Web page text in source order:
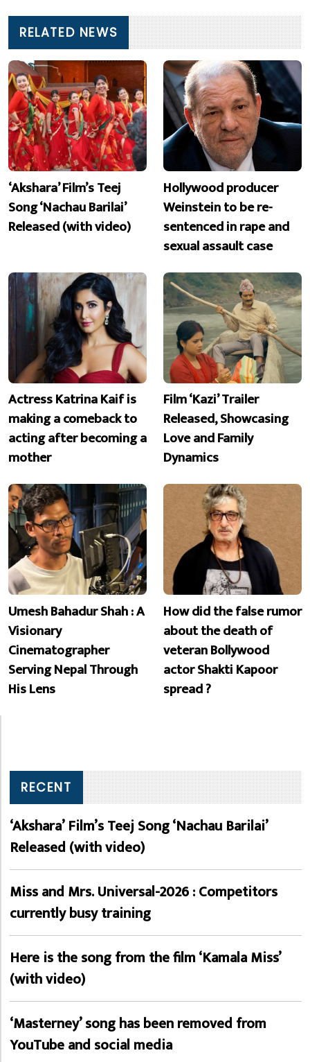
RELATED NEWS
‘Akshara’ Film’s Teej
Song ‘Nachau Barilai’
Released (with video)
Hollywood producer
Weinstein to be re-
sentenced in rape and
sexual assault case
Actress Katrina Kaif is
making a comeback to
acting after becoming a
mother
Film ‘Kazi’ Trailer
Released, Showcasing
Love and Family
Dynamics
Umesh Bahadur Shah : A
Visionary
Cinematographer
Serving Nepal Through
His Lens
How did the false rumor
about the death of
veteran Bollywood
actor Shakti Kapoor
spread ?
RECENT
‘Akshara’ Film’s Teej Song ‘Nachau Barilai’
Released (with video)
Miss and Mrs. Universal-2026 : Competitors
currently busy training
Here is the song from the film ‘Kamala Miss’
(with video)
‘Masterney’ song has been removed from
YouTube and social media